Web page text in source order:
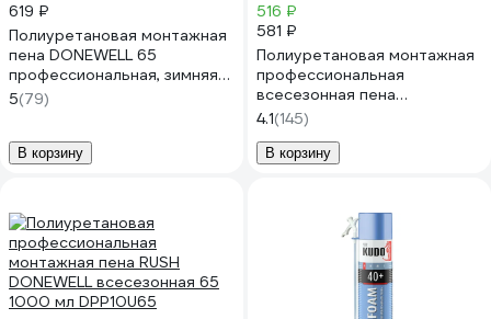
619 ₽
Полиуретановая монтажная
пена DONEWELL 65
профессиональная, зимняя
DPP10W65
5(79)
В корзину
516 ₽
581 ₽
Полиуретановая монтажная
профессиональная
всесезонная пена
DONEWELL 451000 мл
DPP10U45
4.1(145)
В корзину